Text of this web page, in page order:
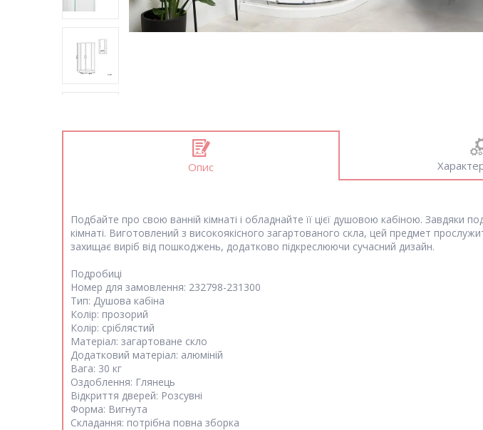
Опис
Подбайте про свою ванній кімнаті і обладнайте її цієї душовою кабіною. Завдяки
кімнаті. Виготовлений з високоякісного загартованого скла, цей предмет
захищає виріб від пошкоджень, додатково підкреслюючи сучасний дизайн.
Подробиці
Номер для замовлення: 232798-231300
Тип: Душова кабіна
Колір: прозорий
Колір: сріблястий
Матеріал: загартоване скло
Додатковий матеріал: алюміній
Вага: 30 кг
Оздоблення: Глянець
Відкриття дверей: Розсувні
Форма: Вигнута
Складання: потрібна повна зборка